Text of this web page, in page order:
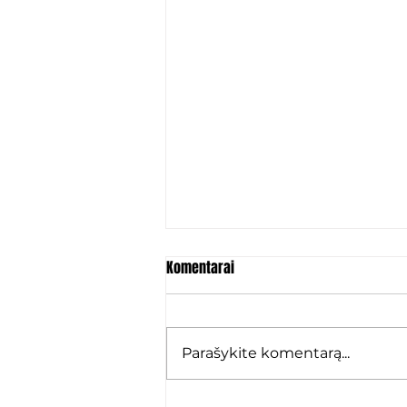
Komentarai
Parašykite komentarą...